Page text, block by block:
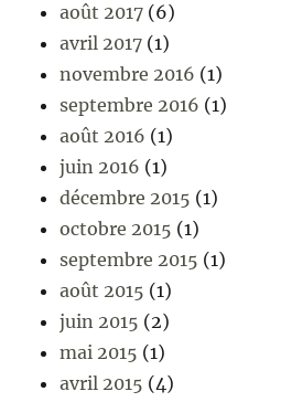
août 2017 (6)
avril 2017 (1)
novembre 2016 (1)
septembre 2016 (1)
août 2016 (1)
juin 2016 (1)
décembre 2015 (1)
octobre 2015 (1)
septembre 2015 (1)
août 2015 (1)
juin 2015 (2)
mai 2015 (1)
avril 2015 (4)